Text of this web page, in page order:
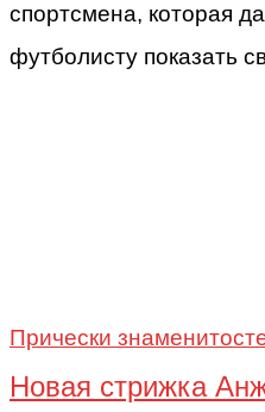
спортсмена, которая
футболисту показать
Прически
Новая стрижка